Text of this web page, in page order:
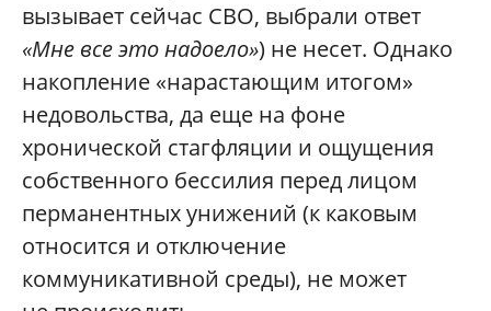
вызывает сейчас СВО, выбрали ответ
«Мне все это надоело») не несет. Однако
накопление «нарастающим итогом»
недовольства, да еще на фоне
хронической стагфляции и ощущения
собственного бессилия перед лицом
перманентных унижений (к каковым
относится и отключение
коммуникативной среды), не может